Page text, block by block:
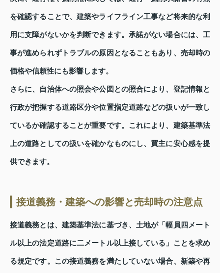
を確認することで、建築やライフライン工事など将来的な利
用に支障がないかを判断できます。承諾がない場合には、工
事が進められずトラブルの原因となることもあり、売却時の
価格や信頼性にも影響します。
さらに、自治体への照会や公図との照合により、登記情報と
行政が把握する道路区分や位置指定道路などの扱いが一致し
ているか確認することが重要です。これにより、建築基準法
上の道路としての扱いを確かなものにし、買主に安心感を提
供できます。
接道義務・建築への影響と売却時の注意点
接道義務とは、建築基準法に基づき、土地が「幅員四メート
ル以上の法定道路に二メートル以上接している」ことを求め
る規定です。この接道義務を満たしていない場合、新築や再